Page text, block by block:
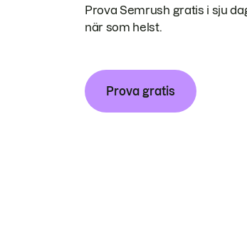
Prova Semrush gratis i sju
när som helst.
Prova gratis